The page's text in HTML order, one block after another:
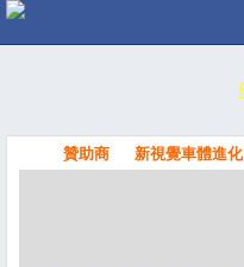
贊助商 新視覺車體進化